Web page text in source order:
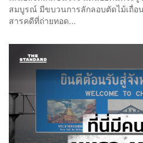
สมบูรณ์ มีขบวนการลักลอบตัดไม้เถื่
สารคดีที่ถ่ายทอด...